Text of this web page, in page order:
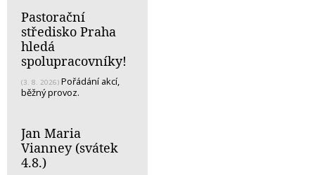
Pastorační
středisko Praha
hledá
spolupracovníky!
(3. 8. 2026) Pořádání akcí,
běžný provoz.
Jan Maria
Vianney (svátek
4.8.)